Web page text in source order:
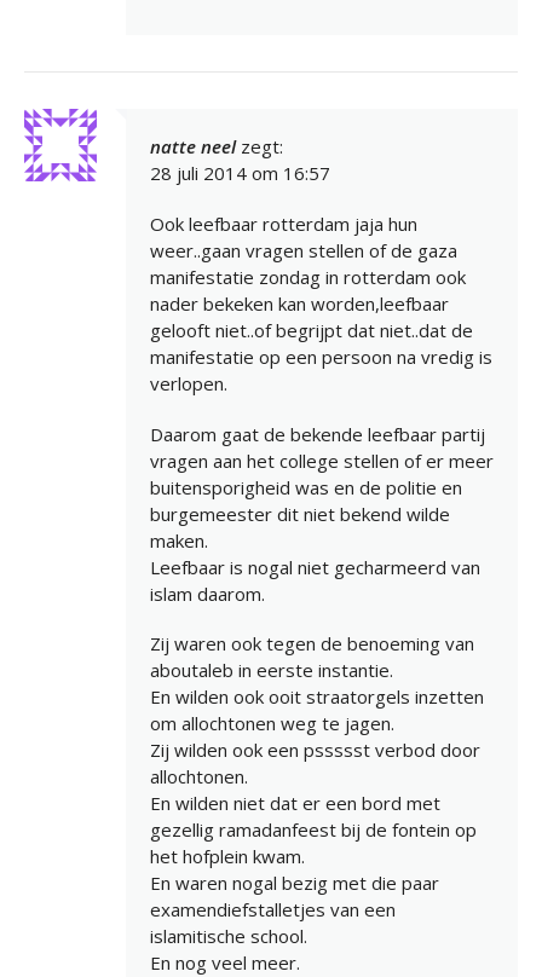
natte neel zegt:
28 juli 2014 om 16:57
Ook leefbaar rotterdam jaja hun
weer..gaan vragen stellen of de gaza
manifestatie zondag in rotterdam ook
nader bekeken kan worden,leefbaar
gelooft niet..of begrijpt dat niet..dat de
manifestatie op een persoon na vredig is
verlopen.
Daarom gaat de bekende leefbaar partij
vragen aan het college stellen of er meer
buitensporigheid was en de politie en
burgemeester dit niet bekend wilde
maken.
Leefbaar is nogal niet gecharmeerd van
islam daarom.
Zij waren ook tegen de benoeming van
aboutaleb in eerste instantie.
En wilden ook ooit straatorgels inzetten
om allochtonen weg te jagen.
Zij wilden ook een pssssst verbod door
allochtonen.
En wilden niet dat er een bord met
gezellig ramadanfeest bij de fontein op
het hofplein kwam.
En waren nogal bezig met die paar
examendiefstalletjes van een
islamitische school.
En nog veel meer.